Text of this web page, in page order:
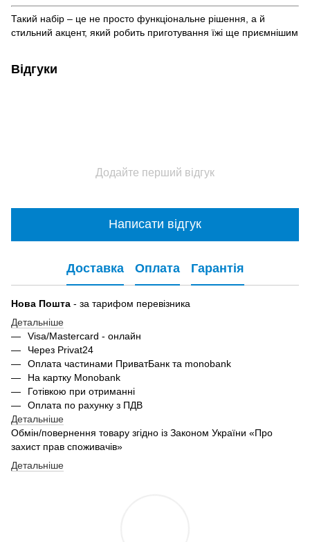
Такий набір – це не просто функціональне рішення, а й
стильний акцент, який робить приготування їжі ще приємнішим
Відгуки
Додайте перший відгук
Написати відгук
Доставка Оплата Гарантія
Нова Пошта - за тарифом перевізника
Детальніше
Visa/Mastercard - онлайн
Через Privat24
Оплата частинами ПриватБанк та monobank
На картку Monobank
Готівкою при отриманні
Оплата по рахунку з ПДВ
Детальніше
Обмін/повернення товару згідно із Законом України «Про
захист прав споживачів»
Детальніше